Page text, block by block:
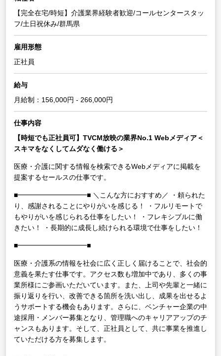
【完全在宅/時短】介護業界経験者歓迎/コールセンタースタッ
フ/土日祝休み/群馬県
雇用形態
正社員
給与
月給制：156,000円 - 266,000円
仕事内容
【時短でも正社員可】TVCM放映の業界No.1 Webメディア＜
スキマをなくしてムダなく働ける＞
医療・介護に関する情報を検索できるWebメディアに掲載を
提案するセールスの仕事です。
■━━━━━━━━━━■ ＼こんな方におすすめ／
・頼られた
り、感謝されることにやりがいを感じる！
・フルリモートで
もやりがいを感じられる仕事をしたい！
・フレキシブルに働
きたい！
・長期的に成長し続けられる環境で仕事をしたい！
■━━━━━━━━━━■
医療・介護系の情報を社会に広く正しく届けることで、社会的
意義を果たす仕事です。アクセス数も増加中であり、多くの事
業所様にご参画いただいています。また、上司や先輩と一緒に
振り返りを行い、改善できる箇所を洗い出し、成果を出せるよ
うサポートする機会もあります。さらに、ベンチャー企業の中
途採用・メンバー募集となり、管理職へのキャリアアップのチ
ャンスもあります。そして、正社員として、共に事業を推進し
ていただける方を募集します。